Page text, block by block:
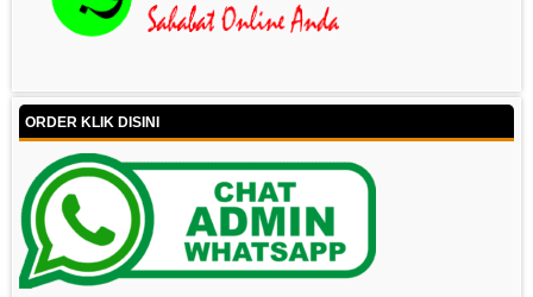
ORDER KLIK DISINI